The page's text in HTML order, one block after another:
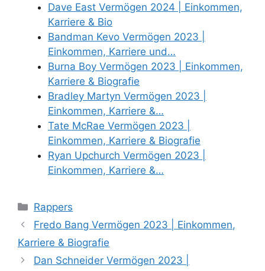
Dave East Vermögen 2024 | Einkommen,
Karriere & Bio
Bandman Kevo Vermögen 2023 |
Einkommen, Karriere und…
Burna Boy Vermögen 2023 | Einkommen,
Karriere & Biografie
Bradley Martyn Vermögen 2023 |
Einkommen, Karriere &…
Tate McRae Vermögen 2023 |
Einkommen, Karriere & Biografie
Ryan Upchurch Vermögen 2023 |
Einkommen, Karriere &…
Categories
Rappers
Fredo Bang Vermögen 2023 | Einkommen,
Karriere & Biografie
Dan Schneider Vermögen 2023 |